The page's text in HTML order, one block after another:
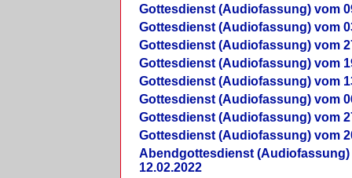
Gottesdienst (Audiofassung) vom
Gottesdienst (Audiofassung) vom
Gottesdienst (Audiofassung) vom
Gottesdienst (Audiofassung) vom
Gottesdienst (Audiofassung) vom
Gottesdienst (Audiofassung) vom
Gottesdienst (Audiofassung) vom
Gottesdienst (Audiofassung) vom
Abendgottesdienst (Audiofassung)
12.02.2022